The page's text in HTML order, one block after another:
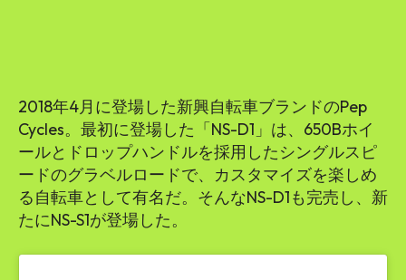
2018年4月に登場した新興自転車ブランドのPep
Cycles。最初に登場した「NS-D1」は、650Bホイ
ールとドロップハンドルを採用したシングルスピ
ードのグラベルロードで、カスタマイズを楽しめ
る自転車として有名だ。そんなNS-D1も完売し、新
たにNS-S1が登場した。